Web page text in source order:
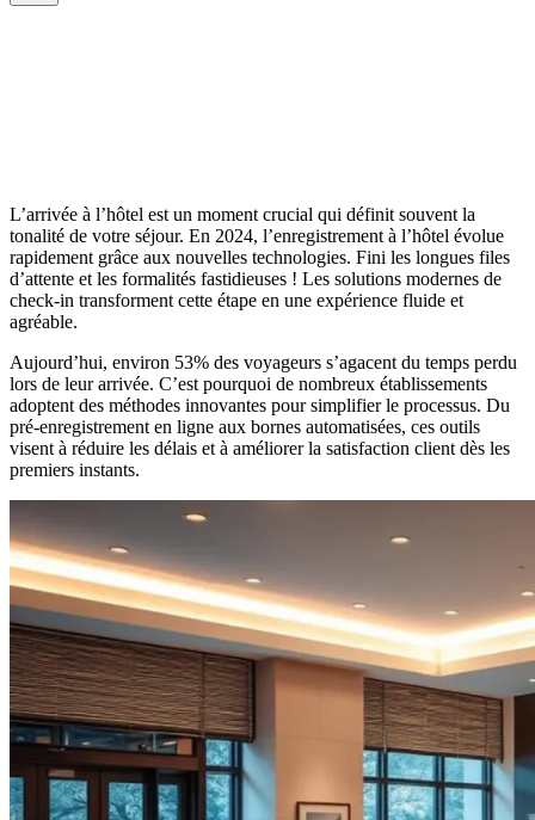
L’arrivée à l’hôtel est un moment crucial qui définit souvent la
tonalité de votre séjour. En 2024, l’enregistrement à l’hôtel évolue
rapidement grâce aux nouvelles technologies. Fini les longues files
d’attente et les formalités fastidieuses ! Les solutions modernes de
check-in transforment cette étape en une expérience fluide et
agréable.
Aujourd’hui, environ 53% des voyageurs s’agacent du temps perdu
lors de leur arrivée. C’est pourquoi de nombreux établissements
adoptent des méthodes innovantes pour simplifier le processus. Du
pré-enregistrement en ligne aux bornes automatisées, ces outils
visent à réduire les délais et à améliorer la satisfaction client dès les
premiers instants.